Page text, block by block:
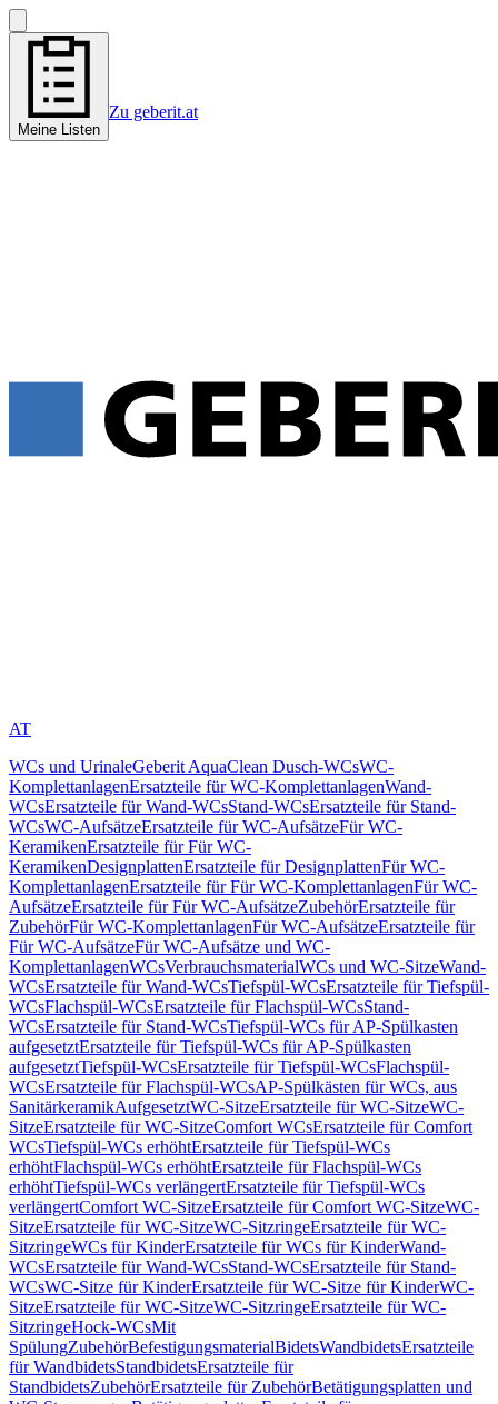
Meine Listen
Zu geberit.at
AT
WCs und UrinaleGeberit AquaClean Dusch-WCsWC-
KomplettanlagenErsatzteile für WC-KomplettanlagenWand-
WCsErsatzteile für Wand-WCsStand-WCsErsatzteile für Stand-
WCsWC-AufsätzeErsatzteile für WC-AufsätzeFür WC-
KeramikenErsatzteile für Für WC-
KeramikenDesignplattenErsatzteile für DesignplattenFür WC-
KomplettanlagenErsatzteile für Für WC-KomplettanlagenFür WC-
AufsätzeErsatzteile für Für WC-AufsätzeZubehörErsatzteile für
ZubehörFür WC-KomplettanlagenFür WC-AufsätzeErsatzteile für
Für WC-AufsätzeFür WC-Aufsätze und WC-
KomplettanlagenWCsVerbrauchsmaterialWCs und WC-SitzeWand-
WCsErsatzteile für Wand-WCsTiefspül-WCsErsatzteile für Tiefspül-
WCsFlachspül-WCsErsatzteile für Flachspül-WCsStand-
WCsErsatzteile für Stand-WCsTiefspül-WCs für AP-Spülkasten
aufgesetztErsatzteile für Tiefspül-WCs für AP-Spülkasten
aufgesetztTiefspül-WCsErsatzteile für Tiefspül-WCsFlachspül-
WCsErsatzteile für Flachspül-WCsAP-Spülkästen für WCs, aus
SanitärkeramikAufgesetztWC-SitzeErsatzteile für WC-SitzeWC-
SitzeErsatzteile für WC-SitzeComfort WCsErsatzteile für Comfort
WCsTiefspül-WCs erhöhtErsatzteile für Tiefspül-WCs
erhöhtFlachspül-WCs erhöhtErsatzteile für Flachspül-WCs
erhöhtTiefspül-WCs verlängertErsatzteile für Tiefspül-WCs
verlängertComfort WC-SitzeErsatzteile für Comfort WC-SitzeWC-
SitzeErsatzteile für WC-SitzeWC-SitzringeErsatzteile für WC-
SitzringeWCs für KinderErsatzteile für WCs für KinderWand-
WCsErsatzteile für Wand-WCsStand-WCsErsatzteile für Stand-
WCsWC-Sitze für KinderErsatzteile für WC-Sitze für KinderWC-
SitzeErsatzteile für WC-SitzeWC-SitzringeErsatzteile für WC-
SitzringeHock-WCsMit
SpülungZubehörBefestigungsmaterialBidetsWandbidetsErsatzteile
für WandbidetsStandbidetsErsatzteile für
StandbidetsZubehörErsatzteile für ZubehörBetätigungsplatten und